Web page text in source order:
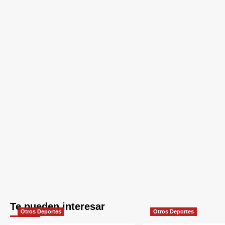
Te pueden interesar
Otros Deportes Otros Deportes